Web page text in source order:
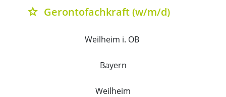
grade Gerontofachkraft (w/m/d)
Weilheim i. OB
Bayern
Weilheim